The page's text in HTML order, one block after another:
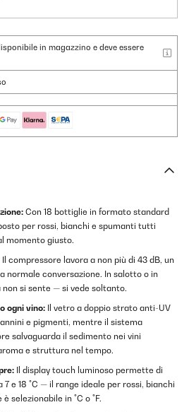
in magazzino e deve essere
Con 18 bottiglie in formato standard
per rossi, bianchi e spumanti tutti
momento giusto.
Il compressore lavora a non più di 43 dB, un
normale conversazione. In salotto o in
si sente — si vede soltanto.
ogni vino: Il vetro a doppio strato anti-UV
e pigmenti, mentre il sistema
salvaguarda il sedimento nei vini
e struttura nel tempo.
Il display touch luminoso permette di
e 18 °C — il range ideale per rossi, bianchi
selezionabile in °C o °F.